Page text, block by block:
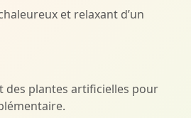
et relaxant d’un
des plantes artificielles pour